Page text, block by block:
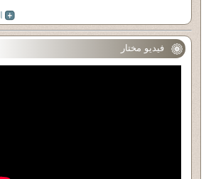
فيديو مختار